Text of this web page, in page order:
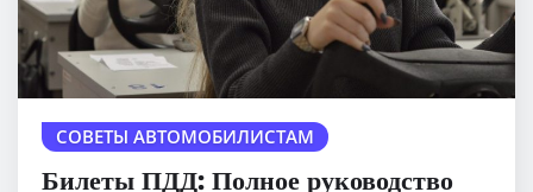
СОВЕТЫ АВТОМОБИЛИСТАМ
Билеты ПДД: Полное руководство